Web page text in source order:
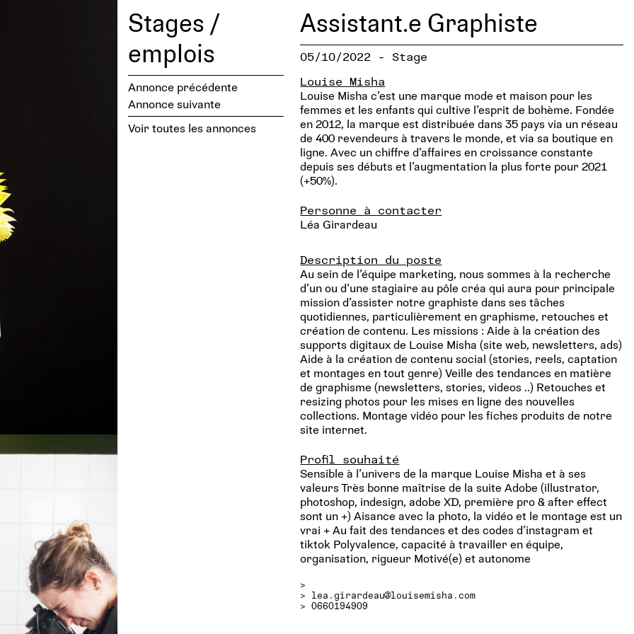
Stages /
emplois
Annonce précédente
Annonce suivante
Voir toutes les annonces
Assistant.e Graphiste
05/10/2022 - Stage
Louise Misha
Louise Misha c’est une marque mode et maison pour les
femmes et les enfants qui cultive l’esprit de bohème. Fondée
en 2012, la marque est distribuée dans 35 pays via un réseau
de 400 revendeurs à travers le monde, et via sa boutique en
ligne. Avec un chiffre d’affaires en croissance constante
depuis ses débuts et l’augmentation la plus forte pour 2021
(+50%).
Personne à contacter
Léa Girardeau
Description du poste
Au sein de l’équipe marketing, nous sommes à la recherche
d’un ou d’une stagiaire au pôle créa qui aura pour principale
mission d’assister notre graphiste dans ses tâches
quotidiennes, particulièrement en graphisme, retouches et
création de contenu. Les missions : Aide à la création des
supports digitaux de Louise Misha (site web, newsletters, ads)
Aide à la création de contenu social (stories, reels, captation
et montages en tout genre) Veille des tendances en matière
de graphisme (newsletters, stories, videos ..) Retouches et
resizing photos pour les mises en ligne des nouvelles
collections. Montage vidéo pour les fiches produits de notre
site internet.
Profil souhaité
Sensible à l’univers de la marque Louise Misha et à ses
valeurs Très bonne maîtrise de la suite Adobe (illustrator,
photoshop, indesign, adobe XD, première pro & after effect
sont un +) Aisance avec la photo, la vidéo et le montage est un
vrai + Au fait des tendances et des codes d’instagram et
tiktok Polyvalence, capacité à travailler en équipe,
organisation, rigueur Motivé(e) et autonome
>
> lea.girardeau@louisemisha.com
> 0660194909